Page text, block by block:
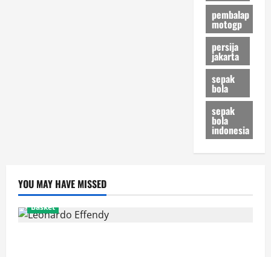
pembalap
motogp
persija
jakarta
sepak
bola
sepak
bola
indonesia
YOU MAY HAVE MISSED
Basket